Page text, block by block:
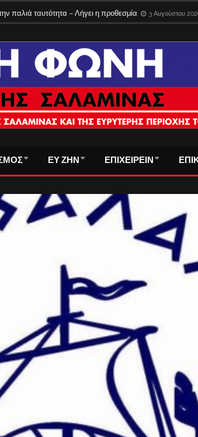
παλιά ταυτότητα – Λήγει η προθεσμία 3 Αυγούστου
ΕΥ ΖΗΝ ΕΠΙΧΕΙΡΕΙΝ